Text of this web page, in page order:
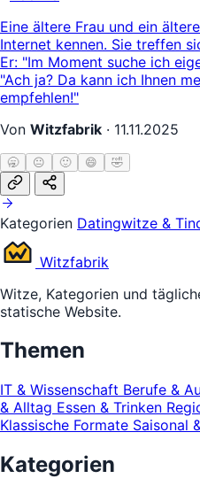
Eine ältere Frau und ein
Internet kennen. Sie treffen
Er: "Im Moment suche ich
"Ach ja? Da kann ich Ihnen
empfehlen!"
Von Witzfabrik · 11.11.2025
🥱 😐 🙂 😄 🤣
Kategorien Datingwitze &
Witzfabrik
Witze, Kategorien und
statische Website.
Themen
IT & Wissenschaft Berufe &
& Alltag Essen & Trinken
Klassische Formate Saisonal
Kategorien